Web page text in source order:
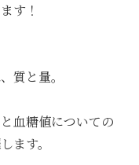
す！
質と量。
血糖値についての
ます。